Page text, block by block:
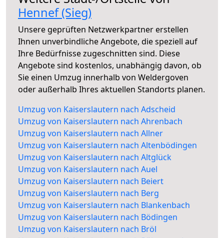
Hennef (Sieg)
Unsere geprüften Netzwerkpartner erstellen
Ihnen unverbindliche Angebote, die speziell auf
Ihre Bedürfnisse zugeschnitten sind. Diese
Angebote sind kostenlos, unabhängig davon, ob
Sie einen Umzug innerhalb von Weldergoven
oder außerhalb Ihres aktuellen Standorts planen.
Umzug von Kaiserslautern nach Adscheid
Umzug von Kaiserslautern nach Ahrenbach
Umzug von Kaiserslautern nach Allner
Umzug von Kaiserslautern nach Altenbödingen
Umzug von Kaiserslautern nach Altglück
Umzug von Kaiserslautern nach Auel
Umzug von Kaiserslautern nach Beiert
Umzug von Kaiserslautern nach Berg
Umzug von Kaiserslautern nach Blankenbach
Umzug von Kaiserslautern nach Bödingen
Umzug von Kaiserslautern nach Bröl